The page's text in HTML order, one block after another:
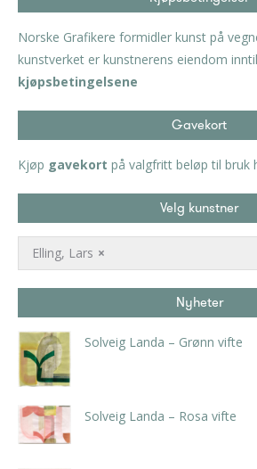
Norske Grafikere formidler kunst på
kunstverket er kunstnerens eiendom
kjøpsbetingelsene
Gavekort
Kjøp gavekort på valgfritt beløp til bruk
Velg kunstner
×
Elling, Lars
Nyheter
Solveig Landa – Grønn vifte
Solveig Landa – Rosa vifte